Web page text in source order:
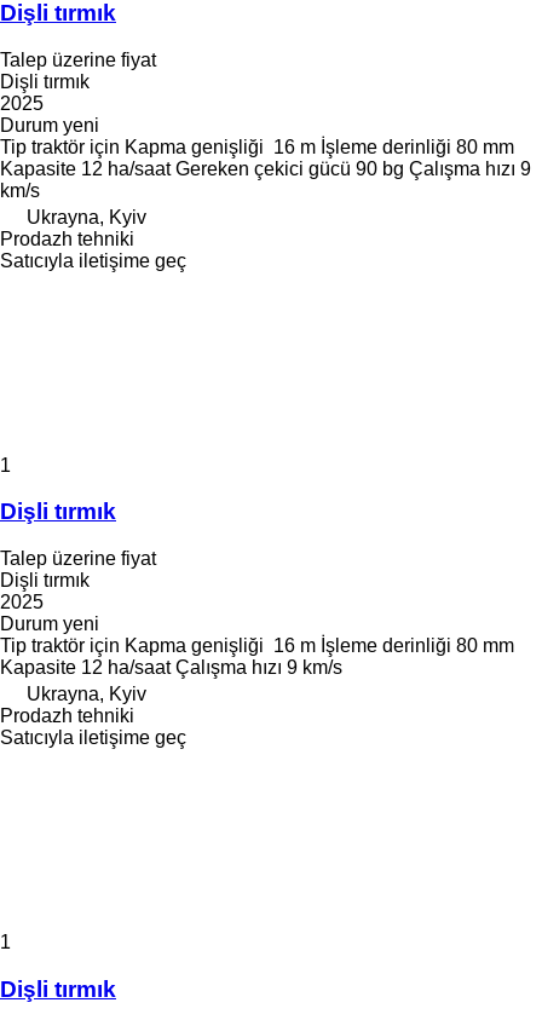
Dişli tırmık
Talep üzerine fiyat
Dişli tırmık
2025
Durum yeni
Tip traktör için Kapma genişliği 16 m İşleme derinliği 80 mm
Kapasite 12 ha/saat Gereken çekici gücü 90 bg Çalışma hızı 9
km/s
Ukrayna, Kyiv
Prodazh tehniki
Satıcıyla iletişime geç
1
Dişli tırmık
Talep üzerine fiyat
Dişli tırmık
2025
Durum yeni
Tip traktör için Kapma genişliği 16 m İşleme derinliği 80 mm
Kapasite 12 ha/saat Çalışma hızı 9 km/s
Ukrayna, Kyiv
Prodazh tehniki
Satıcıyla iletişime geç
1
Dişli tırmık